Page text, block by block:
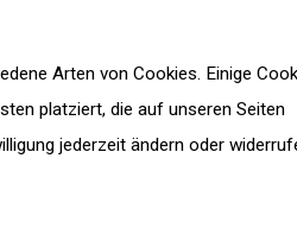
Arten von Cookies. Einige
platziert, die auf unseren Seiten
jederzeit ändern oder
Aufladung
Ergänzungsartikel/Ergänzende
Dichtungen